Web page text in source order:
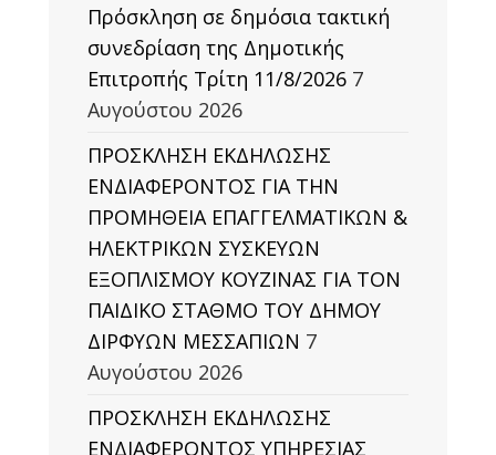
Πρόσκληση σε δημόσια τακτική
συνεδρίαση της Δημοτικής
Επιτροπής Τρίτη 11/8/2026 7
Αυγούστου 2026
ΠΡΟΣΚΛΗΣΗ ΕΚΔΗΛΩΣΗΣ
ΕΝΔΙΑΦΕΡΟΝΤΟΣ ΓΙΑ ΤΗΝ
ΠΡΟΜΗΘΕΙΑ ΕΠΑΓΓΕΛΜΑΤΙΚΩΝ &
ΗΛΕΚΤΡΙΚΩΝ ΣΥΣΚΕΥΩΝ
ΕΞΟΠΛΙΣΜΟΥ ΚΟΥΖΙΝΑΣ ΓΙΑ ΤΟΝ
ΠΑΙΔΙΚΟ ΣΤΑΘΜΟ ΤΟΥ ΔΗΜΟΥ
ΔΙΡΦΥΩΝ ΜΕΣΣΑΠΙΩΝ 7
Αυγούστου 2026
ΠΡΟΣΚΛΗΣΗ ΕΚΔΗΛΩΣΗΣ
ΕΝΔΙΑΦΕΡΟΝΤΟΣ ΥΠΗΡΕΣΙΑΣ